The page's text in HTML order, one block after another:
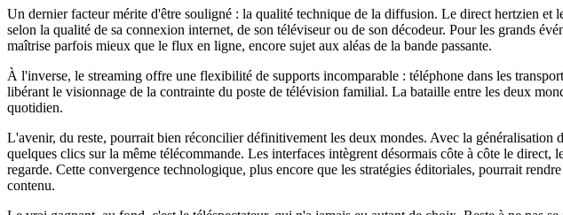
Un dernier facteur mérite d'être souligné : la qualité technique de la diffusion. Le direct hertzien et
selon la qualité de sa connexion internet, de son téléviseur ou de son décodeur. Pour les grands
maîtrise parfois mieux que le flux en ligne, encore sujet aux aléas de la bande passante.
À l'inverse, le streaming offre une flexibilité de supports incomparable : téléphone dans les
libérant le visionnage de la contrainte du poste de télévision familial. La bataille entre les deux
quotidien.
L'avenir, du reste, pourrait bien réconcilier définitivement les deux mondes. Avec la généralisation
quelques clics sur la même télécommande. Les interfaces intègrent désormais côte à côte le
regarde. Cette convergence technologique, plus encore que les stratégies éditoriales, pourrait
contenu.